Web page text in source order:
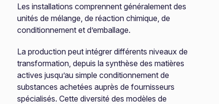
Les installations comprennent généralement des
unités de mélange, de réaction chimique, de
conditionnement et d’emballage.
La production peut intégrer différents niveaux de
transformation, depuis la synthèse des matières
actives jusqu’au simple conditionnement de
substances achetées auprès de fournisseurs
spécialisés. Cette diversité des modèles de